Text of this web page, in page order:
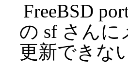
FreeBSD
の sf さんに
更新できな